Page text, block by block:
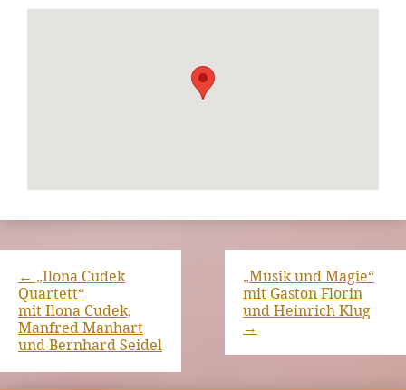
← „Ilona Cudek
Quartett“
mit Ilona Cudek,
Manfred Manhart
und Bernhard Seidel
„Musik und Magie“
mit Gaston Florin
und Heinrich Klug
→